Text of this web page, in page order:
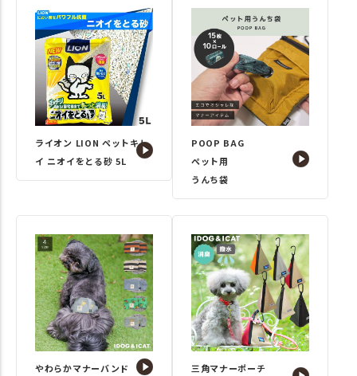
ライオン LION ペットキレ
イ ニオイをとる砂 5L
POOP BAG
ペット用
うんち袋
やわらかマナーバンド
三角マナーポーチ